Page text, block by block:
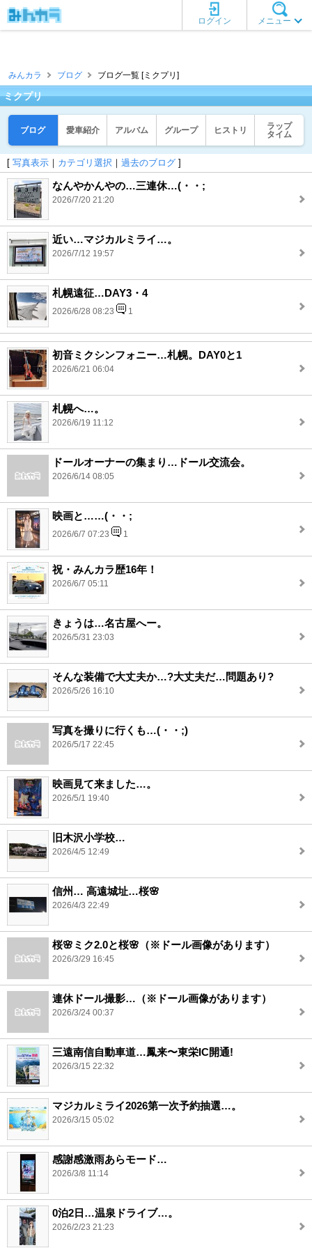
メニュー
ログイン
みんカラ ブログ ブログ一覧 [ミクプリ]
ミクプリ
ブログ 愛車紹介 アルバム グループ ヒストリ
ラップ
タイム
[ 写真表示 ｜ カテゴリ選択 ｜ 過去のブログ ]
なんやかんやの…三連休…(・・;
2026/7/20 21:20
近い…マジカルミライ…。
2026/7/12 19:57
札幌遠征…DAY3・4
2026/6/28 08:23 1
初音ミクシンフォニー…札幌。DAY0と1
2026/6/21 06:04
札幌へ…。
2026/6/19 11:12
ドールオーナーの集まり…ドール交流会。
2026/6/14 08:05
映画と……(・・;
2026/6/7 07:23 1
祝・みんカラ歴16年！
2026/6/7 05:11
きょうは…名古屋へー。
2026/5/31 23:03
そんな装備で大丈夫か…?大丈夫だ…問題あり?
2026/5/26 16:10
写真を撮りに行くも…(・・;)
2026/5/17 22:45
映画見て来ました…。
2026/5/1 19:40
旧木沢小学校…
2026/4/5 12:49
信州… 高遠城址…桜🌸
2026/4/3 22:49
桜🌸ミク2.0と桜🌸（※ドール画像があります）
2026/3/29 16:45
連休ドール撮影…（※ドール画像があります）
2026/3/24 00:37
三遠南信自動車道…鳳来〜東栄IC開通!
2026/3/15 22:32
マジカルミライ2026第一次予約抽選…。
2026/3/15 05:02
感謝感激雨あらモード…
2026/3/8 11:14
0泊2日…温泉ドライブ…。
2026/2/23 21:23